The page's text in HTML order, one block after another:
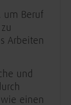
um Beruf
Arbeiten
und
einen